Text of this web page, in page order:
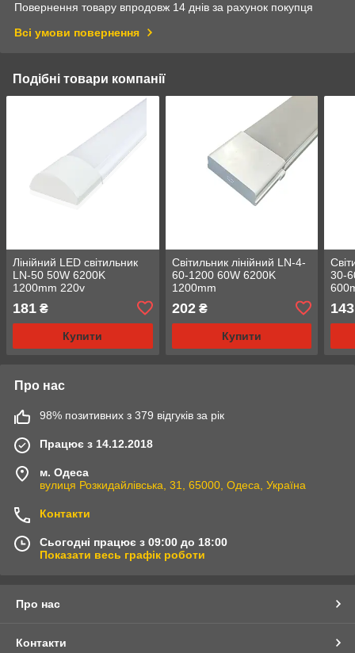
Повернення товару впродовж 14 днів за рахунок покупця
Всі умови повернення
Подібні товари компанії
Лінійний LED світильник
LN-50 50W 6200K
1200mm 220v
181 ₴
Купити
Світильник лінійний LN-4-
60-1200 60W 6200K
1200mm
202₴
Купити
30-
143
Про нас
98% позитивних з 379 відгуків за рік
Працює з 14.12.2018
м. Одеса
вулиця Розкидайлівська, 31, 65000, Одеса, Україна
Контакти
Сьогодні працює з 09:00 до 18:00
Показати весь графік роботи
Про нас
Контакти